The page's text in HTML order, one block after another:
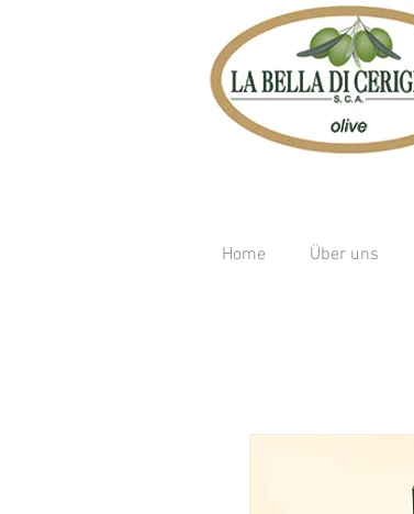
Home Über uns